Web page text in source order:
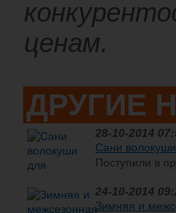
ценам.
ДРУГИЕ
28-10-2014
Cани
Поступили в
размерами -
Могут ...
24-10-2014
Зимняя и